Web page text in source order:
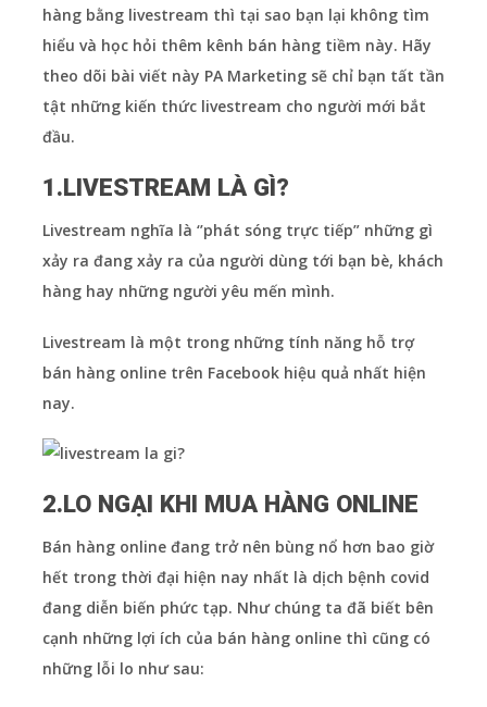
hàng bằng livestream thì tại sao bạn lại không tìm
hiểu và học hỏi thêm kênh bán hàng tiềm này. Hãy
theo dõi bài viết này PA Marketing sẽ chỉ bạn tất tần
tật những kiến thức livestream cho người mới bắt
đầu.
1.LIVESTREAM LÀ GÌ?
Livestream nghĩa là ‘’phát sóng trực tiếp” những gì
xảy ra đang xảy ra của người dùng tới bạn bè, khách
hàng hay những người yêu mến mình.
Livestream là một trong những tính năng hỗ trợ
bán hàng online trên Facebook hiệu quả nhất hiện
nay.
2.LO NGẠI KHI MUA HÀNG ONLINE
Bán hàng online đang trở nên bùng nổ hơn bao giờ
hết trong thời đại hiện nay nhất là dịch bệnh covid
đang diễn biến phức tạp. Như chúng ta đã biết bên
cạnh những lợi ích của bán hàng online thì cũng có
những lỗi lo như sau: